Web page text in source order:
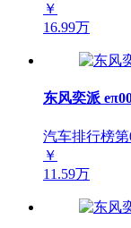
￥
16.99万
东风奕派
汽车排行榜第
￥
11.59万